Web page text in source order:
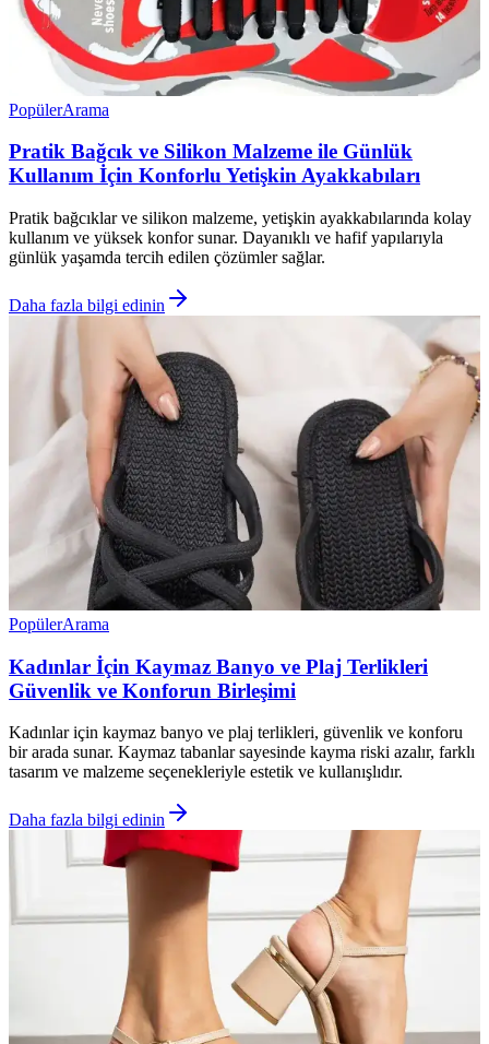
PopülerArama
Pratik Bağcık ve Silikon Malzeme ile Günlük
Kullanım İçin Konforlu Yetişkin Ayakkabıları
Pratik bağcıklar ve silikon malzeme, yetişkin ayakkabılarında kolay
kullanım ve yüksek konfor sunar. Dayanıklı ve hafif yapılarıyla
günlük yaşamda tercih edilen çözümler sağlar.
Daha fazla bilgi edinin
PopülerArama
Kadınlar İçin Kaymaz Banyo ve Plaj Terlikleri
Güvenlik ve Konforun Birleşimi
Kadınlar için kaymaz banyo ve plaj terlikleri, güvenlik ve konforu
bir arada sunar. Kaymaz tabanlar sayesinde kayma riski azalır, farklı
tasarım ve malzeme seçenekleriyle estetik ve kullanışlıdır.
Daha fazla bilgi edinin